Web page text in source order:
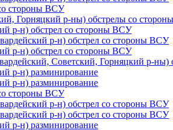
стороны ВСУ
Горняцкий р-ны) обстрелы со
р-н) обстрел со стороны ВСУ
р-н) обстрел со стороны ВСУ
р-н) обстрел со стороны ВСУ
Советский, Горняцкий р-
р-н) разминирование
р-н) разминирование
стороны ВСУ
р-н) обстрел со стороны ВСУ
р-н) обстрел со стороны ВСУ
р-н) разминирование